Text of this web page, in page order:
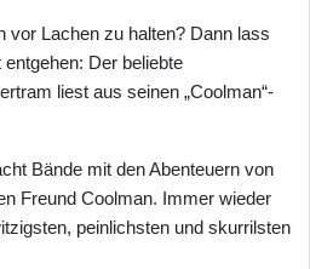
vor Lachen zu halten? Dann lass
Der beliebte
liest aus seinen „Coolman“-
Bände mit den Abenteuern von
Freund Coolman. Immer wieder
peinlichsten und skurrilsten